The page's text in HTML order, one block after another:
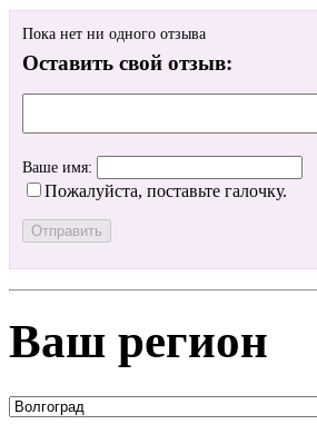
Пока нет ни одного отзыва
Оставить свой отзыв:
Ваше имя:
Пожалуйста, поставьте галочку.
Ваш регион